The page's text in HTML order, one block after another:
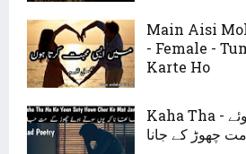
Main Aisi
- Female -
Karte Ho
Kaha Tha - کہا تھا نہ یوں سوتے ہوئے